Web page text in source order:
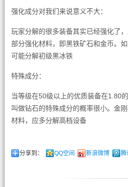
强化成分对我们来说意义不大：
玩家分解的很多装备其实已经强化了
部分强化材料，即黑铁矿石和金币。
可能分解初级黑冰铁
特殊成分：
当等级在50级以上的优质装备在1.80
叫做钻石的特殊成分的概率很小。金
材料，应多分解高档设备
分享到： QQ空间 新浪微博 腾